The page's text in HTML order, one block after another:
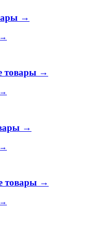
→
→
товары →
→
→
→
товары →
→